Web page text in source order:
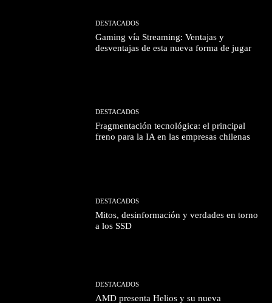
DESTACADOS
Gaming vía Streaming: Ventajas y
desventajas de esta nueva forma de jugar
DESTACADOS
Fragmentación tecnológica: el principal
freno para la IA en las empresas chilenas
DESTACADOS
Mitos, desinformación y verdades en torno
a los SSD
DESTACADOS
AMD presenta Helios y su nueva